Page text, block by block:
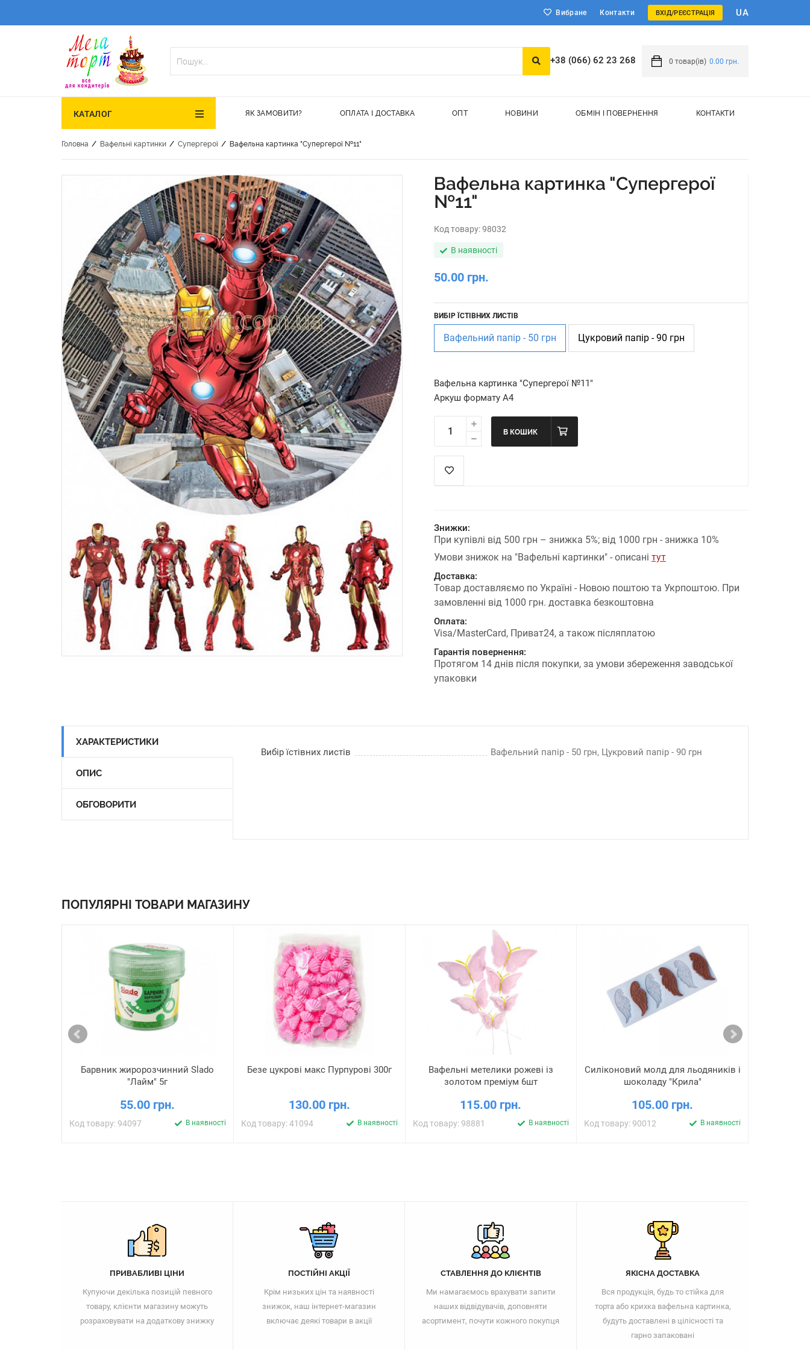
Вибране Контакти ВХІД/РЕЄСТРАЦІЯ UA
+38 (066) 62 23 268 0 товар(ів) 0.00 грн.
КАТАЛОГ ЯК ЗАМОВИТИ? ОПЛАТА І ДОСТАВКА ОПТ НОВИНИ ОБМІН І ПОВЕРНЕННЯ КОНТАКТИ
Головна / Вафельні картинки / Супергерої / Вафельна картинка "Супергерої №11"
Вафельна картинка "Супергерої
№11"
Код товару:98032
В наявності
50.00 грн.
ВИБІР ЇСТІВНИХ ЛИСТІВ
Вафельний папір - 50 грн Цукровий папір - 90 грн
Вафельна картинка "Супергерої №11"
Аркуш формату А4
В КОШИК
Знижки:
При купівлі від 500 грн – знижка 5%; від 1000 грн - знижка 10%
Умови знижок на "Вафельні картинки" - описані тут
Доставка:
Товар доставляємо по Україні - Новою поштою та Укрпоштою. При
замовленні від 1000 грн. доставка безкоштовна
Оплата:
Visa/MasterCard, Приват24, а також післяплатою
Гарантія повернення:
Протягом 14 днів після покупки, за умови збереження заводської
упаковки
ХАРАКТЕРИСТИКИ
ОПИС
ОБГОВОРИТИ
Вибір їстівних листів Вафельний папір - 50 грн, Цукровий папір - 90 грн
ПОПУЛЯРНІ ТОВАРИ МАГАЗИНУ
Барвник жиророзчинний Slado
"Лайм" 5г
55.00 грн.
Код товару: 94097 В наявності
Безе цукрові макс Пурпурові 300г
130.00 грн.
Код товару: 41094 В наявності
Вафельні метелики рожеві із
золотом преміум 6шт
115.00 грн.
Код товару: 98881 В наявності
Силіконовий молд для льодяників і
шоколаду "Крила"
105.00 грн.
Код товару: 90012 В наявності
ПРИВАБЛИВІ ЦІНИ
Купуючи декілька позицій певного
товару, клієнти магазину можуть
розраховувати на додаткову знижку
ПОСТІЙНІ АКЦІЇ
Крім низьких цін та наявності
знижок, наш інтернет-магазин
включає деякі товари в акції
СТАВЛЕННЯ ДО КЛІЄНТІВ
Ми намагаємось врахувати запити
наших відвідувачів, доповняти
асортимент, почути кожного покупця
ЯКІСНА ДОСТАВКА
Вся продукція, будь то стійка для
торта або крихка вафельна картинка,
будуть доставлені в цілісності та
гарно запаковані